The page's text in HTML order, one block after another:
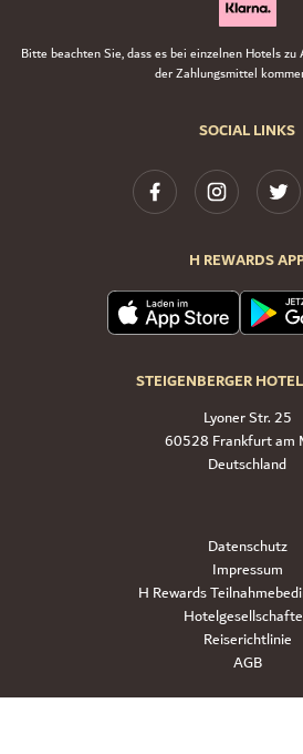
SOCIAL LINKS
H REWARDS
STEIGENBERGER
Lyoner Str. 25
60528 Frankfurt am
Deutschland
Bitte beachten Sie, dass es bei einzelnen Hotels
der Zahlungsmittel
Datenschutz
Impressum
H Rewards
Reiserichtlinie
AGB